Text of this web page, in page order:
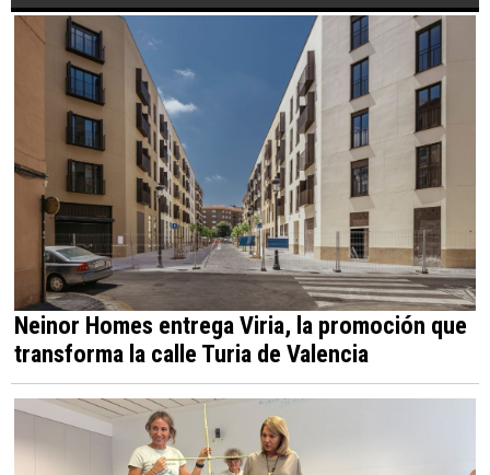
Neinor Homes entrega Viria, la promoción que
transforma la calle Turia de Valencia